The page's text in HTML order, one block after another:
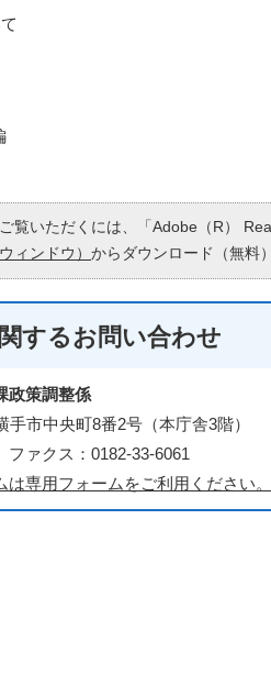
覧いただくには、「Adobe（R）
ィンドウ） からダウンロード（無料
するお問い合わせ
政策調整係
市中央町8番2号（本庁舎3階）
ァクス：0182-33-6061
専用フォームをご利用ください。